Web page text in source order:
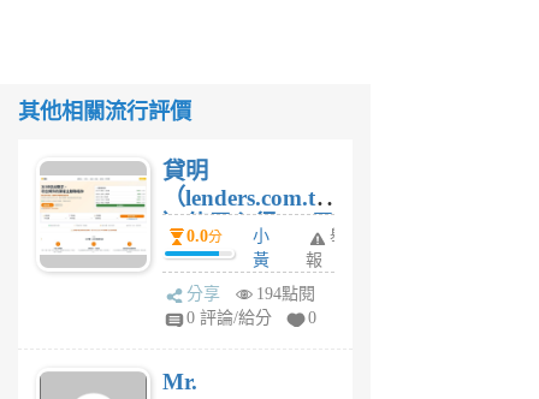
其他相關流行評價
貸明
（lenders.com.tw
）使用心得 — 民
間貸款比較平台
體驗
0.0分
小
黃
蜂
1
舉
報
分享
194點閱
0 評論/給分
0
Mr.